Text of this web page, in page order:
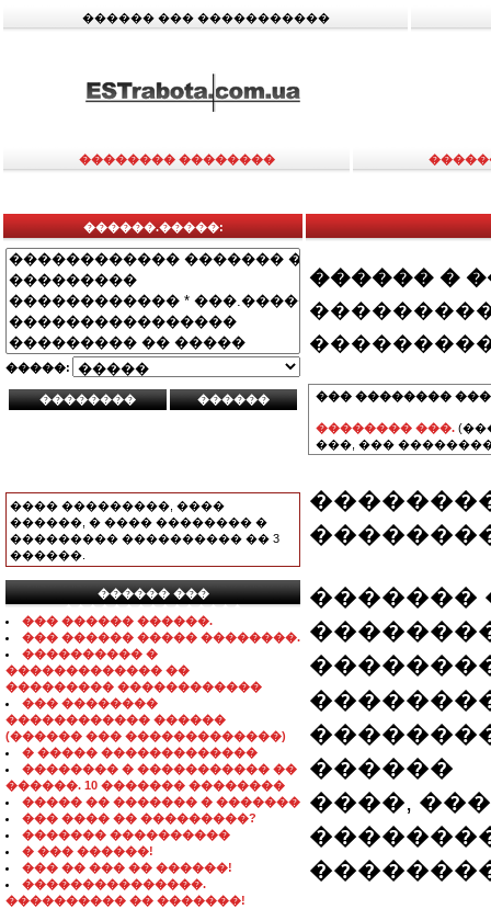
������ ��� �����������
�������� ��������
������.�����:
�����:
���� ���������, ����
������, � ���� �������� �
��������� ���������� �� 3
������.
������ ���
���������������
��� ������ ������.
��� ������ ����� ��������.
���������� �
������������� ��
��������� ������������
��� ��������
������������ ������
(������ ��� �������������)
� ����� �������������
�������� � ����������� ��
������. 10 ������� ��������
����� �� ������� � �������
��� ���� �� ���������?
������� ����������
� ��� ������!
��� �� ��� �� ������!
���������������.
���������� �� �������!
������ �
��� ��������
�������� ���.
���, ���
�������
������
����,